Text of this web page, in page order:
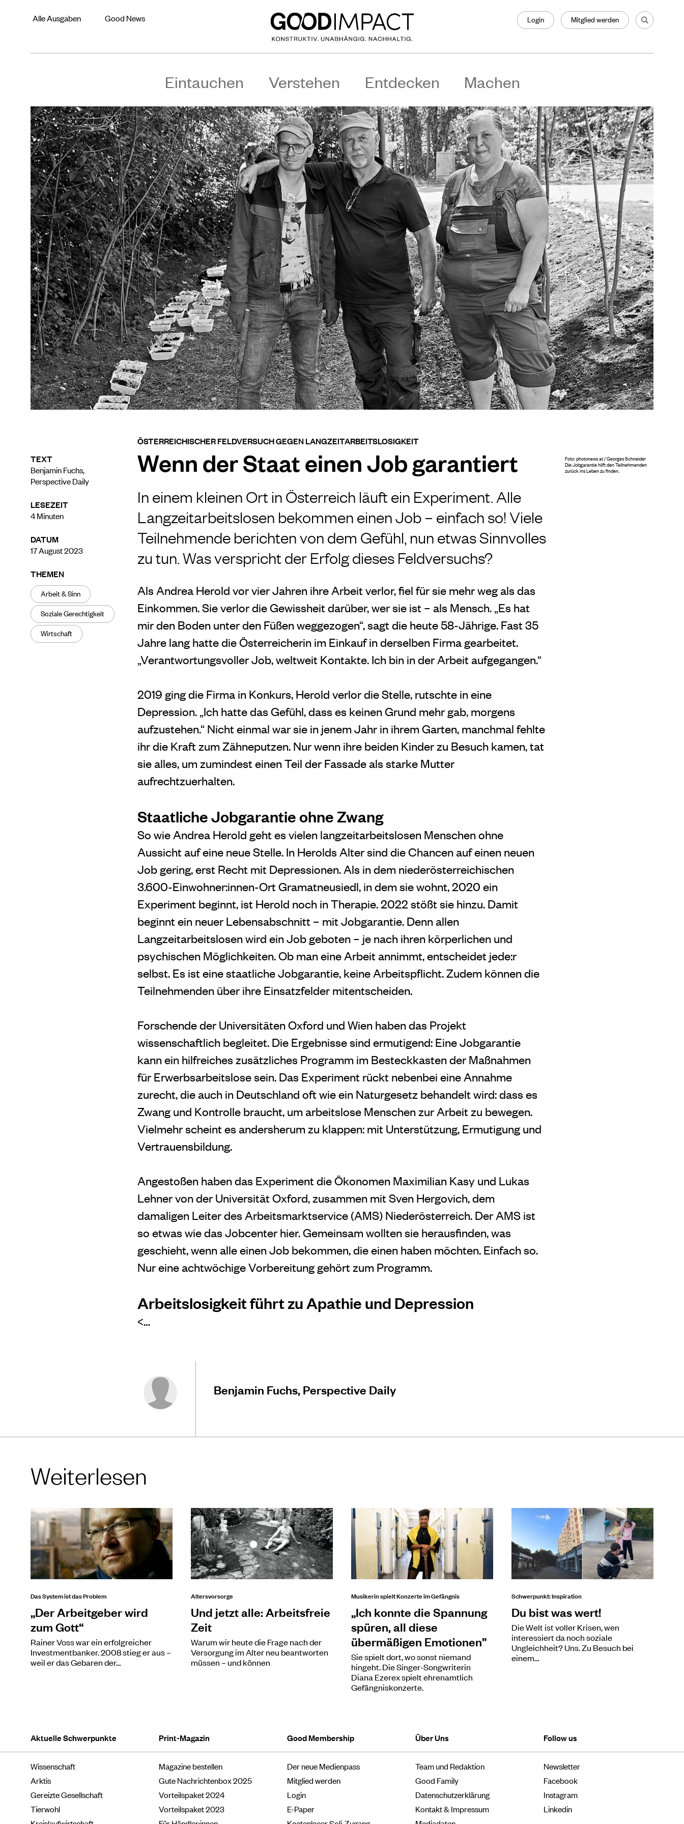
Alle Ausgaben Good News Login Mitglied werden
Eintauchen Verstehen Entdecken Machen
TEXT
Benjamin Fuchs,
Perspective Daily
LESEZEIT
4Minuten
DATUM
17 August 2023
THEMEN
Arbeit & Sinn
Soziale Gerechtigkeit
Wirtschaft
ÖSTERREICHISCHER FELDVERSUCH GEGEN LANGZEITARBEITSLOSIGKEIT
Wenn der Staat einen Job garantiert
In einem kleinen Ort in Österreich läuft ein Experiment. Alle
Langzeitarbeitslosen bekommen einen Job – einfach so! Viele
Teilnehmende berichten von dem Gefühl, nun etwas Sinnvolles
zu tun. Was verspricht der Erfolg dieses Feldversuchs?
Als Andrea Herold vor vier Jahren ihre Arbeit verlor, fiel für sie mehr weg als das
Einkommen. Sie verlor die Gewissheit darüber, wer sie ist – als Mensch. „Es hat
mir den Boden unter den Füßen weggezogen“, sagt die heute 58-Jährige. Fast 35
Jahre lang hatte die Österreicherin im Einkauf in derselben Firma gearbeitet.
„Verantwortungsvoller Job, weltweit Kontakte. Ich bin in der Arbeit aufgegangen.“
2019 ging die Firma in Konkurs, Herold verlor die Stelle, rutschte in eine
Depression. „Ich hatte das Gefühl, dass es keinen Grund mehr gab, morgens
aufzustehen.“ Nicht einmal war sie in jenem Jahr in ihrem Garten, manchmal fehlte
ihr die Kraft zum Zähneputzen. Nur wenn ihre beiden Kinder zu Besuch kamen, tat
sie alles, um zumindest einen Teil der Fassade als starke Mutter
aufrechtzuerhalten.
Staatliche Jobgarantie ohne Zwang
So wie Andrea Herold geht es vielen langzeitarbeitslosen Menschen ohne
Aussicht auf eine neue Stelle. In Herolds Alter sind die Chancen auf einen neuen
Job gering, erst Recht mit Depressionen. Als in dem niederösterreichischen
3.600-Einwohner:innen-Ort Gramatneusiedl, in dem sie wohnt, 2020 ein
Experiment beginnt, ist Herold noch in Therapie. 2022 stößt sie hinzu. Damit
beginnt ein neuer Lebensabschnitt – mit Jobgarantie. Denn allen
Langzeitarbeitslosen wird ein Job geboten – je nach ihren körperlichen und
psychischen Möglichkeiten. Ob man eine Arbeit annimmt, entscheidet jede:r
selbst. Es ist eine staatliche Jobgarantie, keine Arbeitspflicht. Zudem können die
Teilnehmenden über ihre Einsatzfelder mitentscheiden.
Forschende der Universitäten Oxford und Wien haben das Projekt
wissenschaftlich begleitet. Die Ergebnisse sind ermutigend: Eine Jobgarantie
kann ein hilfreiches zusätzliches Programm im Besteckkasten der Maßnahmen
für Erwerbsarbeitslose sein. Das Experiment rückt nebenbei eine Annahme
zurecht, die auch in Deutschland oft wie ein Naturgesetz behandelt wird: dass es
Zwang und Kontrolle braucht, um arbeitslose Menschen zur Arbeit zu bewegen.
Vielmehr scheint es andersherum zu klappen: mit Unterstützung, Ermutigung und
Vertrauensbildung.
Angestoßen haben das Experiment die Ökonomen Maximilian Kasy und Lukas
Lehner von der Universität Oxford, zusammen mit Sven Hergovich, dem
damaligen Leiter des Arbeitsmarktservice (AMS) Niederösterreich. Der AMS ist
so etwas wie das Jobcenter hier. Gemeinsam wollten sie herausfinden, was
geschieht, wenn alle einen Job bekommen, die einen haben möchten. Einfach so.
Nur eine achtwöchige Vorbereitung gehört zum Programm.
Arbeitslosigkeit führt zu Apathie und Depression
<…
Foto: photonews at / Georges Schneider
Die Jobgarantie hilft den Teilnehmenden
zurück ins Leben zu finden.
Benjamin Fuchs, Perspective Daily
Weiterlesen
Das System ist das Problem
„Der Arbeitgeber wird
zum Gott“
Rainer Voss war ein erfolgreicher
Investmentbanker. 2008 stieg er aus –
weil er das Gebaren der…
Altersvorsorge
Und jetzt alle: Arbeitsfreie
Zeit
Warum wir heute die Frage nach der
Versorgung im Alter neu beantworten
müssen – und können
Musikerin spielt Konzerte im Gefängnis
„Ich konnte die Spannung
spüren, all diese
übermäßigen Emotionen”
Sie spielt dort, wo sonst niemand
hingeht. Die Singer-Songwriterin
Diana Ezerex spielt ehrenamtlich
Gefängniskonzerte.
Schwerpunkt: Inspiration
Du bist was wert!
Die Welt ist voller Krisen, wen
interessiert da noch soziale
Ungleichheit? Uns. Zu Besuch bei
einem…
Aktuelle Schwerpunkte
Wissenschaft
Arktis
Gereizte Gesellschaft
Tierwohl
Print-Magazin
Magazine bestellen
Gute Nachrichtenbox 2025
Vorteilspaket 2024
Vorteilspaket 2023
Good Membership
Der neue Medienpass
Mitglied werden
Login
E-Paper
Über Uns
Team und Redaktion
Good Family
Datenschutzerklärung
Kontakt & Impressum
Follow us
Newsletter
Facebook
Instagram
Linkedin